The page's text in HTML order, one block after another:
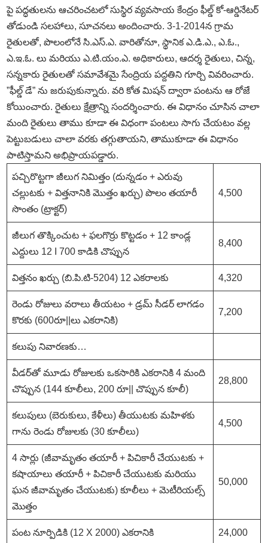
పై పద్ధతులను ఆచరించటలో సుస్థిర వ్యవసాయ కేంద్రం ఫీల్డ్ కో-ఆర్డినేటర్
తోడుండి సలహాలు, సూచనలు అందించారు. 3-1-2014న గ్రామ
రైతులతో, పొలంలోనే సి.ఎస్.ఎ. వారితోనూ, స్థానిక ఎ.డి.ఎ., ఎ.ఓ.,
ఎ.ఇ.ఓ. లు మరియు ఎ.టి.యం.ఎ. అధికారులు, ఆదర్శ రైతులు, చిన్న,
సన్నకారు రైతులతో సమావేశమై సేంద్రియ పద్దతిని గూర్చి వివరించారు.
”ఫీల్డ్ డే” ను జరుపుకున్నారు. వరి కోత మిషన్ ద్వారా పంటను ఆ రోజే
కోయించారు. రైతులు క్షేత్రాన్ని సందర్శించారు. ఈ విధానం చూసిన చాలా
మంది రైతులు తాము కూడా ఈ విధంగా పంటలు సాగు చేయటం వల్ల
పెట్టుబడులు చాలా వరకు తగ్గుతాయని, తాముకూడా ఈ విధానం
పాటిస్తామని అభిప్రాయపడ్డారు.
పచ్చిరొట్టగా జీలుగ నిమిత్తం (దున్నడం + ఎరువు
చల్లుటకు + విత్తనానికి మొత్తం ఖర్చు) పొలం తయారీ
సొంతం (ట్రాక్టర్)
4,500
జీలుగ తొక్కించుట + ఫలగొర్రు కొట్టడం + 12 కాండ్ల
ఎద్దులు 12 I 700 కాడికి చొప్పున
8,400
విత్తనం ఖర్చు (బి.పి.టి-5204) 12 ఎకరాలకు 4,320
రెండు రోజులు వరాలు తీయటం + డ్రమ్ సీడర్ లాగడం
కొరకు (600రూ||లు ఎకరానికి)
7,200
కలుపు నివారణకు…
వీడర్తో మూడు రోజులకు ఒకసారికి ఎకరానికి 4 మంది
చొప్పున (144 కూలీలు, 200 రూ|| చొప్పున కూలీ)
28,800
కలుపులు (బెరుకులు, కేళీలు) తీయుటకు మహిళకు
గాను రెండు రోజులకు (30 కూలీలు)
4,500
4 సార్లు (జీవామృతం తయారీ + పిచికారీ చేయుటకు +
కషాయాలు తయారీ + పిచికారీ చేయుటకు మరియు
ఘన జీవామృతం చేయుటకు) కూలీలు + మెటీరియల్స్
మొత్తం
50,000
పంట నూర్పిడికి (12 X 2000) ఎకరానికి 24,000